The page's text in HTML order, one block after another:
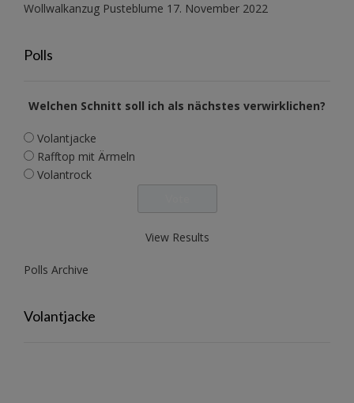
Wollwalkanzug Pusteblume 17. November 2022
Polls
Welchen Schnitt soll ich als nächstes verwirklichen?
Volantjacke
Rafftop mit Ärmeln
Volantrock
View Results
Polls Archive
Volantjacke